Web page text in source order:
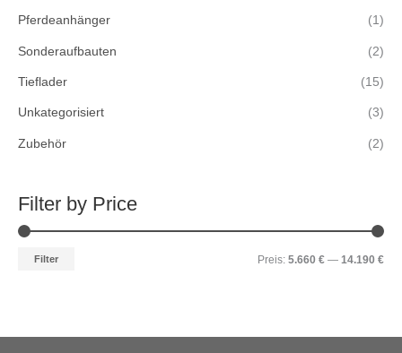
Pferdeanhänger (1)
Sonderaufbauten (2)
Tieflader (15)
Unkategorisiert (3)
Zubehör (2)
Filter by Price
Filter Preis: 5.660 € — 14.190 €